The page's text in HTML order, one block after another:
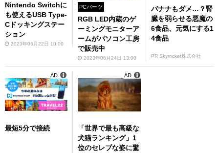
Nintendo Switchに
も使えるUSB Type-
Cドッキングステー
ション
2023年06月22日 10:00
PCパーツ
RGB LED内蔵のゲ
ーミングモニターア
ームがパソコン工房
で販売中
2023年06月24日 13:00
バナナもダメ…？腎
臓を弱らせる悪魔の
6食品、元気にする1
4食品
PR Skyrocket株式会社
最短5分で接続
AD
「世界で最も高級な
犬猫ランキング」1
位のセレブな姿に驚
AD